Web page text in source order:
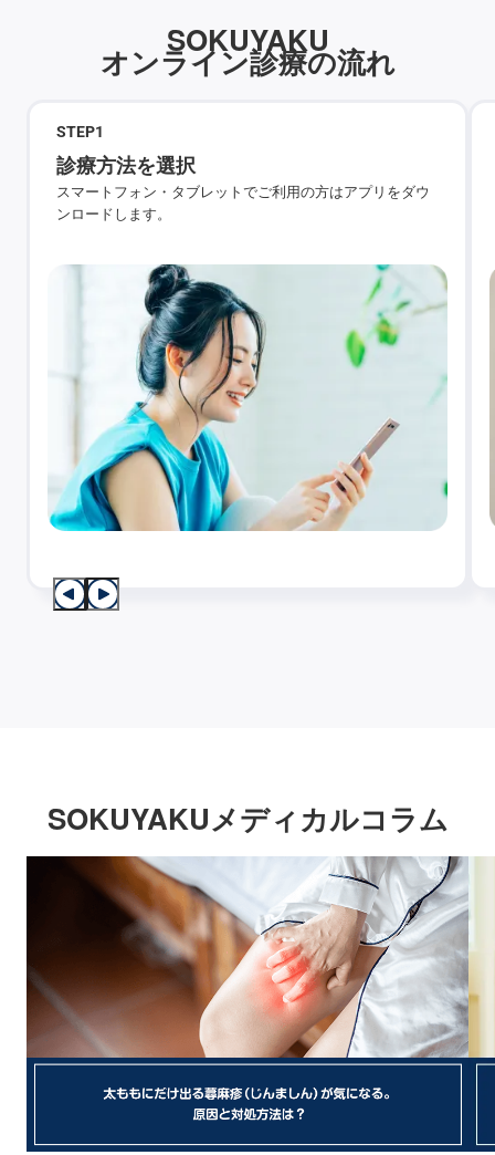
SOKUYAKU
オンライン診療の流れ
STEP1
診療方法を選択
スマートフォン・タブレットでご利用の方はアプリをダウ
ンロードします。
SOKUYAKUメディカルコラム